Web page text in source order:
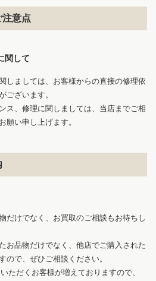
意点
関して
しましては、お客様からの直接の修理依
ございます。
ス、修理に関しましては、当店までご相
願い申し上げます。
だけでなく、お買取のご相談もお待ちし
お品物だけでなく、他店でご購入された
ので、ぜひご相談ください。
ただくお客様が増えておりますので、